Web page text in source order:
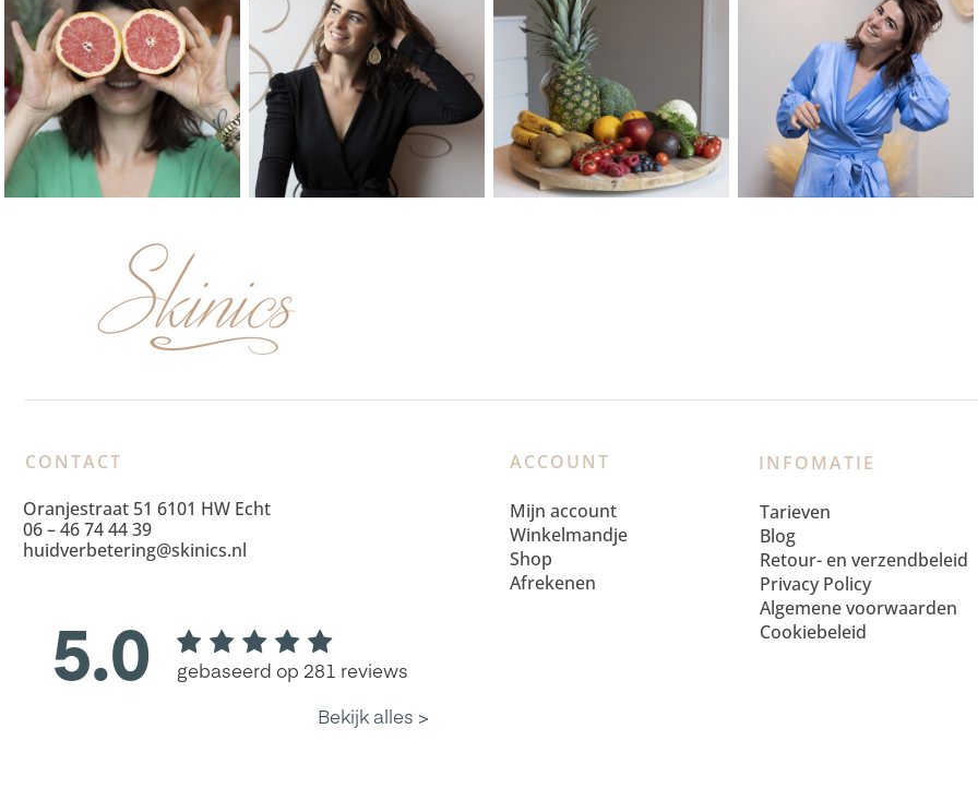
CONTACT
Oranjestraat 51 6101 HW Echt
06 – 46 74 44 39
huidverbetering@skinics.nl
ACCOUNT
Mijn account
Winkelmandje
Shop
Afrekenen
INFOMATIE
Tarieven
Blog
Retour- en verzendbeleid
Privacy Policy
Algemene voorwaarden
Cookiebeleid